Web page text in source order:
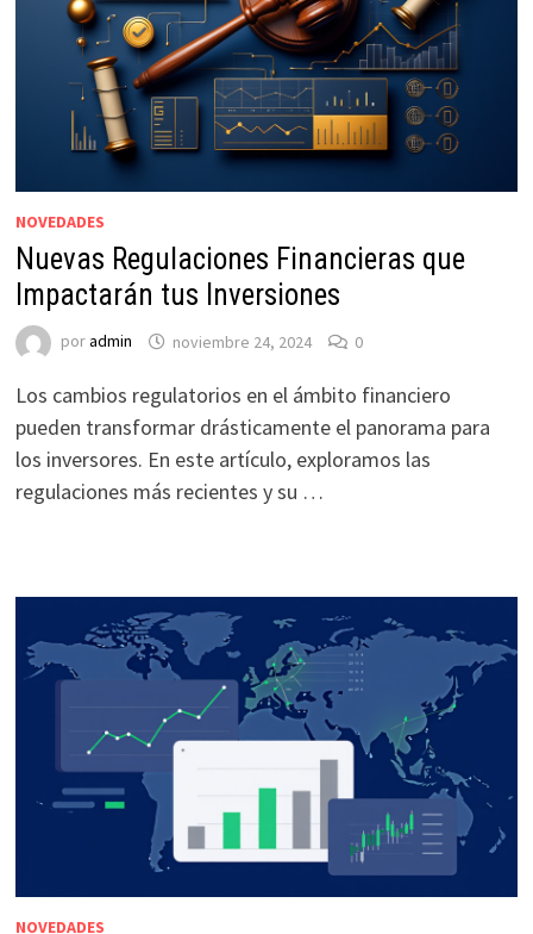
NOVEDADES
Nuevas Regulaciones Financieras que
Impactarán tus Inversiones
poradmin noviembre 24, 2024 0
Los cambios regulatorios en el ámbito financiero
pueden transformar drásticamente el panorama para
los inversores. En este artículo, exploramos las
regulaciones más recientes y su …
NOVEDADES